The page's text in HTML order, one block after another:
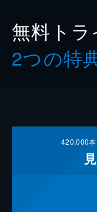
無料ト
2つの特
420,000